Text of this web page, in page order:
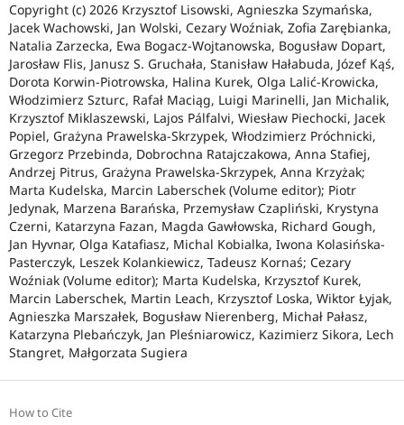
Copyright (c) 2026 Krzysztof Lisowski, Agnieszka Szymańska,
Jacek Wachowski, Jan Wolski, Cezary Woźniak, Zofia Zarębianka,
Natalia Zarzecka, Ewa Bogacz-Wojtanowska, Bogusław Dopart,
Jarosław Flis, Janusz S. Gruchała, Stanisław Hałabuda, Józef Kąś,
Dorota Korwin-Piotrowska, Halina Kurek, Olga Lalić-Krowicka,
Włodzimierz Szturc, Rafał Maciąg, Luigi Marinelli, Jan Michalik,
Krzysztof Miklaszewski, Lajos Pálfalvi, Wiesław Piechocki, Jacek
Popiel, Grażyna Prawelska-Skrzypek, Włodzimierz Próchnicki,
Grzegorz Przebinda, Dobrochna Ratajczakowa, Anna Stafiej,
Andrzej Pitrus, Grażyna Prawelska-Skrzypek, Anna Krzyżak;
Marta Kudelska, Marcin Laberschek (Volume editor); Piotr
Jedynak, Marzena Barańska, Przemysław Czapliński, Krystyna
Czerni, Katarzyna Fazan, Magda Gawłowska, Richard Gough,
Jan Hyvnar, Olga Katafiasz, Michal Kobialka, Iwona Kolasińska-
Pasterczyk, Leszek Kolankiewicz, Tadeusz Kornaś; Cezary
Woźniak (Volume editor); Marta Kudelska, Krzysztof Kurek,
Marcin Laberschek, Martin Leach, Krzysztof Loska, Wiktor Łyjak,
Agnieszka Marszałek, Bogusław Nierenberg, Michał Pałasz,
Katarzyna Plebańczyk, Jan Pleśniarowicz, Kazimierz Sikora, Lech
Stangret, Małgorzata Sugiera
How to Cite